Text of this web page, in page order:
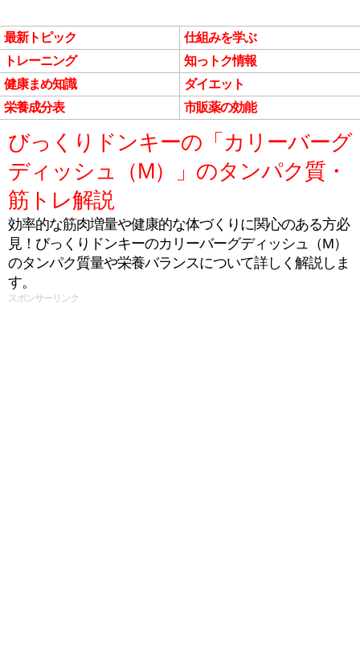
最新トピック
仕組みを学ぶ
トレーニング
知っトク情報
健康まめ知識
ダイエット
栄養成分表
市販薬の効能
びっくりドンキーの「カリーバーグ
ディッシュ（M）」のタンパク質・
筋トレ解説
効率的な筋肉増量や健康的な体づくりに関心のある方必
見！びっくりドンキーのカリーバーグディッシュ（M）
のタンパク質量や栄養バランスについて詳しく解説しま
す。
スポンサーリンク